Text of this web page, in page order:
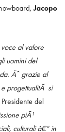
Jacopo
al valore
uomini del
Ãˆ grazie al
progettualitÃ si
del
piÃ¹
culturali â€“ in